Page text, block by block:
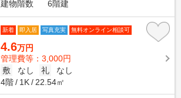
建物階数
6階建
新着 即入居 写真充実 無料オンライン相談可
4.6万円
管理費等：3,000円
敷
なし 礼
なし
4階
1K 22.54㎡